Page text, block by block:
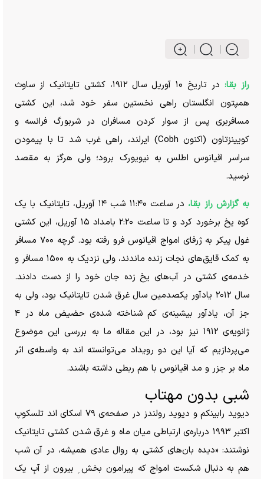
راز بقا:
در تاریخ ۱۰ آوریل سال ۱۹۱۲، کشتی تایتانیک از ساوث
همپتون انگلستان راهی نخستین سفر خود شد، این کشتی
مسافربری پس از سوار کردن مسافران در شربورگ فرانسه و
کویینزتاون (اکنون Cobh) ایرلند، راهی غرب شد تا با پیمودن
سراسر اقیانوس اطلس به نیویورک برود؛ ولی هرگز به مقصد
نرسید.
به گزارش راز بقا،
در ساعت ۱۱:۴۰ شب ۱۴ آوریل، تایتانیک با یک
کوه یخ برخورد کرد و تا ساعت ۲:۲۰ بامداد ۱۵ آوریل، این کشتی
غول پیکر به ژرفای امواج اقیانوس فرو رفته بود. گرچه ۷۰۰ مسافر
به کمک قایق‌های نجات زنده ماندند، ولی نزدیک به ۱۵۰۰ مسافر و
خدمه‌ی کشتی در آب‌های یخ زده جان خود را از دست دادند.
سال ۲۰۱۲ یادآور یکصدمین سال غرق شدن تایتانیک بود، ولی به
جز آن، یادآور بیشینه‌ی کم شناخته شده‌ی حضیض ماه در ۴
ژانویه‌ی ۱۹۱۲ نیز بود، در این مقاله ما به بررسی این موضوع
می‌پردازیم که آیا این دو رویداد می‌توانسته اند به واسطه‌ی اثر
ماه بر جزر و مد اقیانوس با هم ربطی داشته باشند.
شبی بدون مهتاب
دیوید رابینکم و دیوید رولندز در صفحه‌ی ۷۹ اسکای اند تلسکوپ
اکتبر ۱۹۹۳ درباره‌ی ارتباطی میان ماه و غرق شدن کشتی تایتانیک
نوشتند: «دیده بان‌های کشتی به روال عادی همیشه، در آن شب
هم به دنبال شکست امواج که پیرامون بخش ِ بیرون از آبِ یک